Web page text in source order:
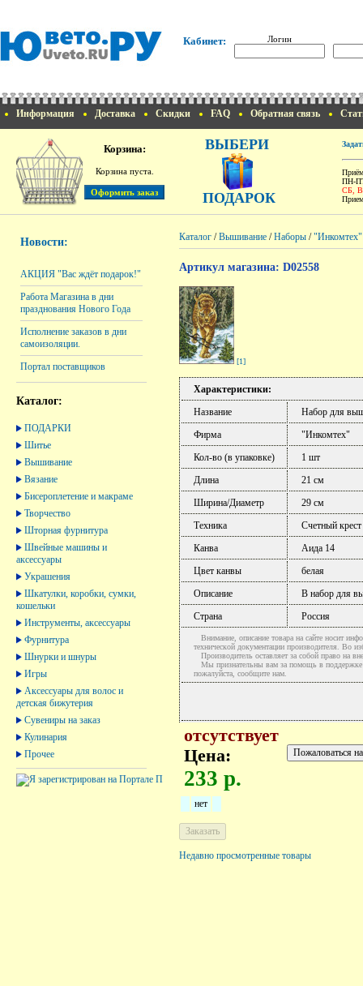
Кабинет: Логин
Информация Доставка Скидки FAQ Обратная связь
Корзина:
Корзина пуста.
ВЫБЕРИ
ПОДАРОК
ПН-
СБ,
Новости:
АКЦИЯ "Вас ждёт подарок!"
Работа Магазина в дни
празднования Нового Года
Исполнение заказов в дни
самоизоляции.
Портал поставщиков
Каталог:
ПОДАРКИ
Шитье
Вышивание
Вязание
Бисероплетение и макраме
Творчество
Шторная фурнитура
Швейные машины и
аксессуары
Украшения
Шкатулки, коробки, сумки,
кошельки
Инструменты, аксессуары
Фурнитура
Шнурки и шнуры
Игры
Аксессуары для волос и
детская бижутерия
Сувениры на заказ
Кулинария
Прочее
Каталог /Вышивание /Наборы /"Инкомтех"
Артикул магазина: D02558
[1]
Характеристики:
Название
Набор для
Фирма
"Инкомтех"
Кол-во (в упаковке)
1 шт
Длина
21 см
Ширина/Диаметр
29 см
Техника
Счетный крест
Канва
Аида 14
Цвет канвы
белая
Описание
В набор для
Страна
Россия
Внимание, описание товара на сайте носит
технической документации производителя. Во
Производитель оставляет за собой право на
Мы признательны вам за помощь в поддержке
пожалуйста, сообщите нам.
отсутствует
Цена:
233 р.
нет
Недавно просмотренные товары